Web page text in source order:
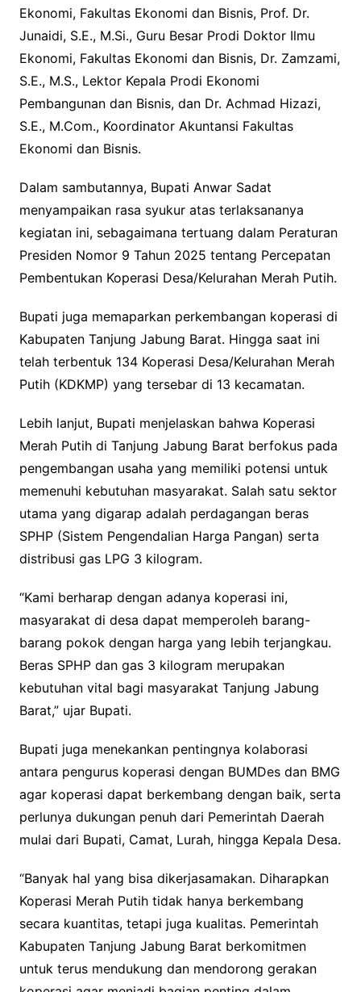
Ekonomi, Fakultas Ekonomi dan Bisnis, Prof. Dr.
Junaidi, S.E., M.Si., Guru Besar Prodi Doktor Ilmu
Ekonomi, Fakultas Ekonomi dan Bisnis, Dr. Zamzami,
S.E., M.S., Lektor Kepala Prodi Ekonomi
Pembangunan dan Bisnis, dan Dr. Achmad Hizazi,
S.E., M.Com., Koordinator Akuntansi Fakultas
Ekonomi dan Bisnis.
Dalam sambutannya, Bupati Anwar Sadat
menyampaikan rasa syukur atas terlaksananya
kegiatan ini, sebagaimana tertuang dalam Peraturan
Presiden Nomor 9 Tahun 2025 tentang Percepatan
Pembentukan Koperasi Desa/Kelurahan Merah Putih.
Bupati juga memaparkan perkembangan koperasi di
Kabupaten Tanjung Jabung Barat. Hingga saat ini
telah terbentuk 134 Koperasi Desa/Kelurahan Merah
Putih (KDKMP) yang tersebar di 13 kecamatan.
Lebih lanjut, Bupati menjelaskan bahwa Koperasi
Merah Putih di Tanjung Jabung Barat berfokus pada
pengembangan usaha yang memiliki potensi untuk
memenuhi kebutuhan masyarakat. Salah satu sektor
utama yang digarap adalah perdagangan beras
SPHP (Sistem Pengendalian Harga Pangan) serta
distribusi gas LPG 3 kilogram.
“Kami berharap dengan adanya koperasi ini,
masyarakat di desa dapat memperoleh barang-
barang pokok dengan harga yang lebih terjangkau.
Beras SPHP dan gas 3 kilogram merupakan
kebutuhan vital bagi masyarakat Tanjung Jabung
Barat,” ujar Bupati.
Bupati juga menekankan pentingnya kolaborasi
antara pengurus koperasi dengan BUMDes dan BMG
agar koperasi dapat berkembang dengan baik, serta
perlunya dukungan penuh dari Pemerintah Daerah
mulai dari Bupati, Camat, Lurah, hingga Kepala Desa.
“Banyak hal yang bisa dikerjasamakan. Diharapkan
Koperasi Merah Putih tidak hanya berkembang
secara kuantitas, tetapi juga kualitas. Pemerintah
Kabupaten Tanjung Jabung Barat berkomitmen
untuk terus mendukung dan mendorong gerakan